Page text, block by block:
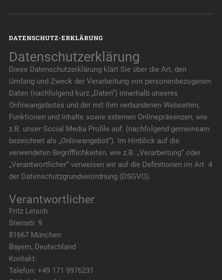
DATENSCHUTZ-ERKLÄRUNG
Datenschutzerklärung
Diese Datenschutzerklärung klärt Sie über die Art, den
Umfang und Zweck der Verarbeitung von personenbezogenen
Daten (nachfolgend kurz „Daten“) innerhalb unseres
Onlineangebotes und der mit ihm verbundenen Webseiten,
Funktionen und Inhalte sowie externen Onlinepräsenzen, wie
z.B. unser Social Media Profile auf. (nachfolgend gemeinsam
bezeichnet als „Onlineangebot“). Im Hinblick auf die
verwendeten Begrifflichkeiten, wie z.B. „Verarbeitung“ oder
„Verantwortlicher“ verweisen wir auf die Definitionen im Art. 4
der Datenschutzgrundverordnung (DSGVO).
Verantwortlicher
Fritz Letsch
Steinstr. 9
81667 München
Bayern, Deutschland
Kontakt:
Telefon: +49 171 9976231